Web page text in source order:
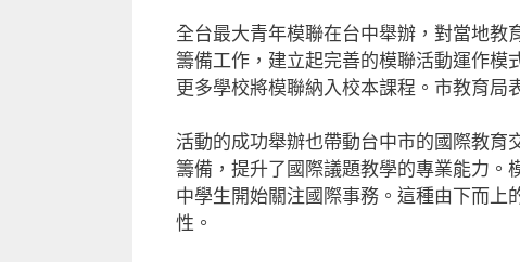
全台最大青年模聯在台中舉辦，對當地
籌備工作，建立起完善的模聯活動運作模
更多學校將模聯納入校本課程。市教育局
活動的成功舉辦也帶動台中市的國際教
籌備，提升了國際議題教學的專業能力。
中學生開始關注國際事務。這種由下而
性。